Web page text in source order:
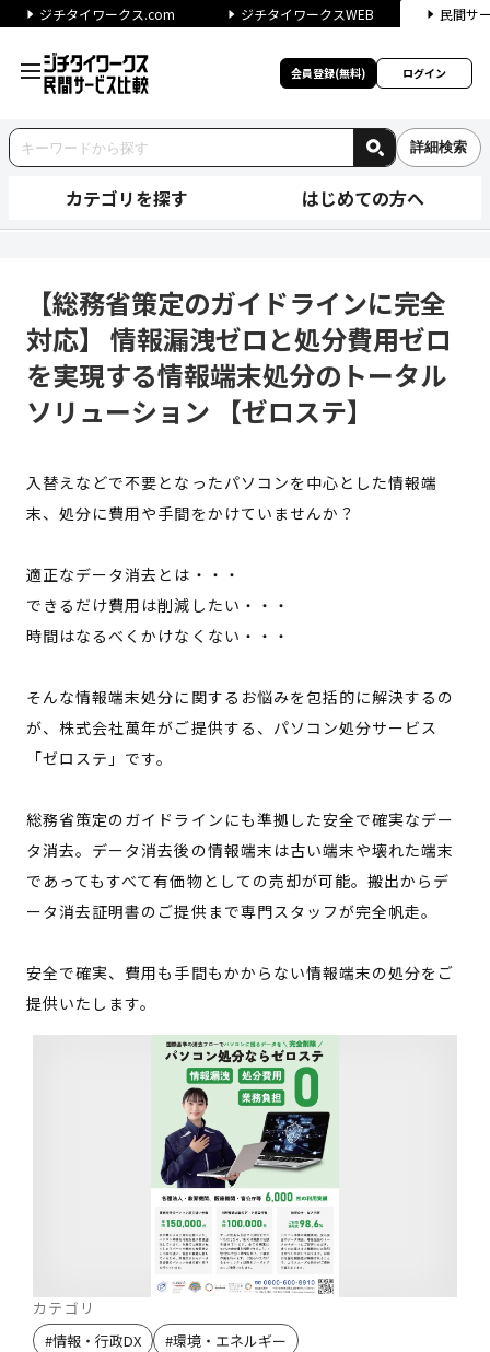
ジチタイワークス.com ジチタイワークスWEB 民間サ
会員登録(無料) ログイン
詳細検索
カテゴリを探す はじめての方へ
【総務省策定のガイドラインに完全
対応】 情報漏洩ゼロと処分費用ゼロ
を実現する情報端末処分のトータル
ソリューション 【ゼロステ】
入替えなどで不要となったパソコンを中心とした情報端
末、処分に費用や手間をかけていませんか？
適正なデータ消去とは・・・
できるだけ費用は削減したい・・・
時間はなるべくかけなくない・・・
そんな情報端末処分に関するお悩みを包括的に解決するの
が、株式会社萬年がご提供する、パソコン処分サービス
「ゼロステ」です。
総務省策定のガイドラインにも準拠した安全で確実なデー
タ消去。データ消去後の情報端末は古い端末や壊れた端末
であってもすべて有価物としての売却が可能。搬出からデ
ータ消去証明書のご提供まで専門スタッフが完全帆走。
安全で確実、費用も手間もかからない情報端末の処分をご
提供いたします。
カテゴリ
#情報・行政DX #環境・エネルギー